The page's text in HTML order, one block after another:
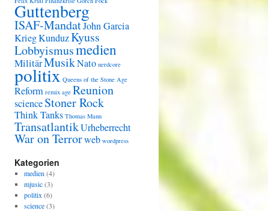
Guttenberg
ISAF-MandatJohn Garcia
KriegKunduzKyuss
Lobbyismusmedien
MilitärMusikNato nerdcore
politix Queens of the Stone Age
Reform remix age Reunion
scienceStoner Rock
Think Tanks Thomas Mann
TransatlantikUrheberrecht
War on Terrorweb wordpress
Kategorien
medien (4)
mjusic(3)
politix (6)
science(3)